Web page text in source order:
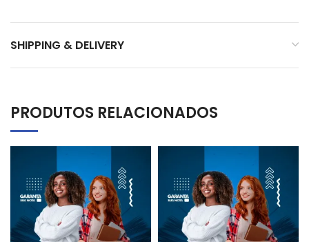
SHIPPING & DELIVERY
PRODUTOS RELACIONADOS